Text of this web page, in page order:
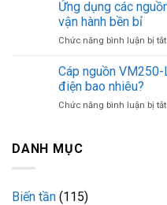
Ứng dụng các
vận hành bền bỉ
Chức năng bình luận bị tắtở
Cáp nguồn
điện bao nhiêu?
Chức năng bình luận bị tắtở
DANH MỤC
Biến tần (115)